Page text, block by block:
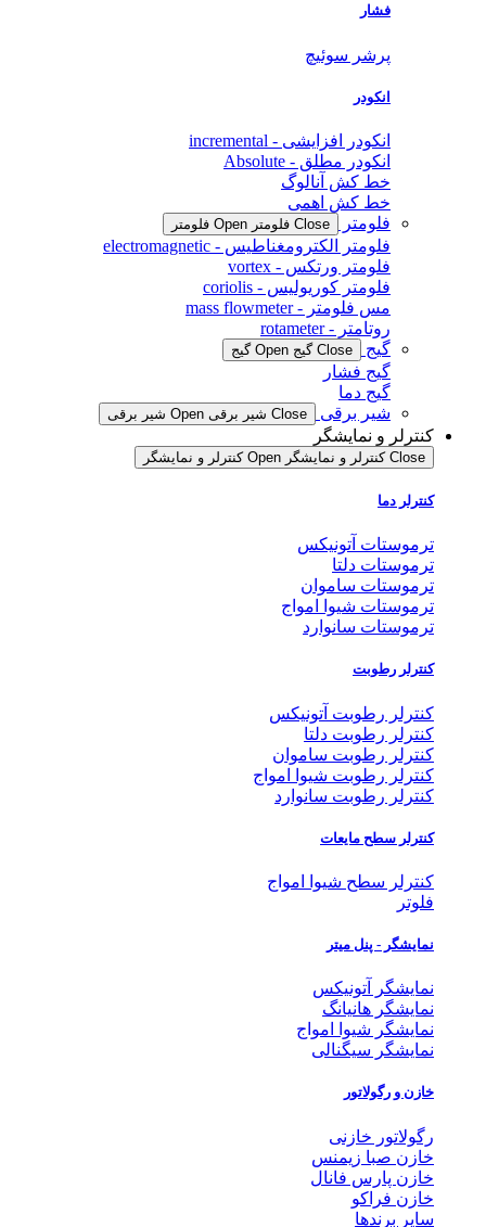
فشار
پرشر سوئیچ
انکودر
انکودر افزایشی - incremental
انکودر مطلق - Absolute
خط کش آنالوگ
خط کش اهمی
فلومتر
Close فلومتر Open فلومتر
فلومتر الکترومغناطیس - electromagnetic
فلومتر ورتکس - vortex
فلومتر کوریولیس - coriolis
مس فلومتر - mass flowmeter
روتامتر - rotameter
گیج
Close گیج Open گیج
گیج فشار
گیج دما
شیر برقی
Close شیر برقی Open شیر برقی
کنترلر و نمایشگر
Close کنترلر و نمایشگر Open کنترلر و نمایشگر
کنترلر دما
ترموستات آتونیکس
ترموستات دلتا
ترموستات ساموان
ترموستات شیوا امواج
ترموستات سانوارد
کنترلر رطوبت
کنترلر رطوبت آتونیکس
کنترلر رطوبت دلتا
کنترلر رطوبت ساموان
کنترلر رطوبت شیوا امواج
کنترلر رطوبت سانوارد
کنترلر سطح مایعات
کنترلر سطح شیوا امواج
فلوتر
نمایشگر - پنل میتر
نمایشگر آتونیکس
نمایشگر هانیانگ
نمایشگر شیوا امواج
نمایشگر سیگنالی
خازن و رگولاتور
رگولاتور خازنی
خازن صبا زیمنس
خازن پارس فانال
خازن فراکو
سایر برندها